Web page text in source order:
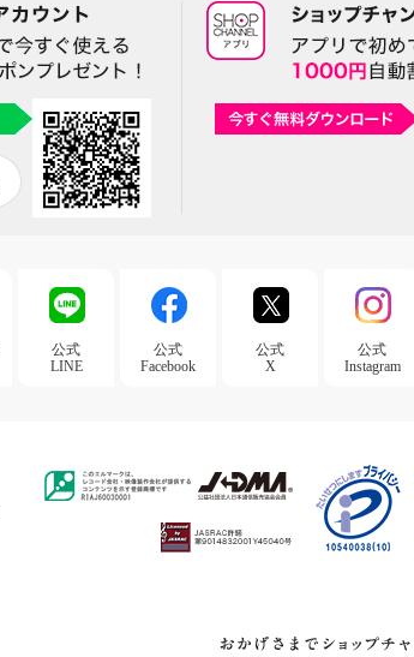
公式
LINE
公式
Facebook
公式
X
公式
Instagram